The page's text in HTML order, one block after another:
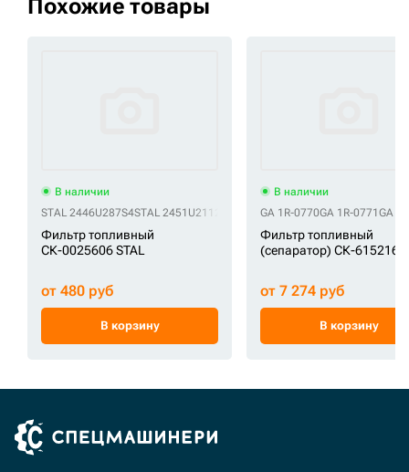
Похожие товары
В наличии
STAL 2446U287S4STAL 2451U2112 STAL 31945-720001STAL
Фильтр топливный
СК-0025606 STAL
от 480 руб
В корзину
В наличии
GA 1R-0770GA 1R-0771 GA
Фильтр топливный
(сепаратор) СК-6152160
от 7 274 руб
В корзину